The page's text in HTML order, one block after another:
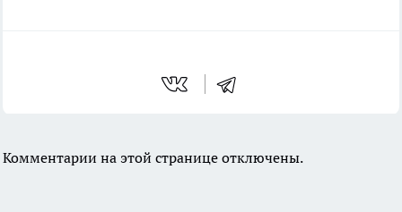
Комментарии на этой странице отключены.